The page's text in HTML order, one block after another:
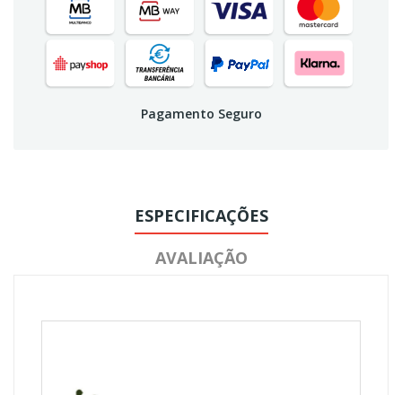
Pagamento Seguro
ESPECIFICAÇÕES
AVALIAÇÃO